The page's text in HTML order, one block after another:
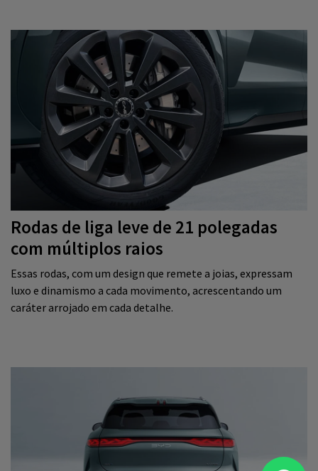
Rodas de liga leve de 21 polegadas
com múltiplos raios
Essas rodas, com um design que remete a joias, expressam
luxo e dinamismo a cada movimento, acrescentando um
caráter arrojado em cada detalhe.